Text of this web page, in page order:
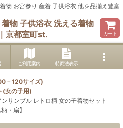
お宮参り 産着 子供浴衣 他を品揃え豊富
物 子供浴衣 洗える着物
京都室町st.
カート
ご利用案内 特商法表示
－120サイズ)
(女の子用)
サンブル レトロ柄 女の子着物セット
・扇】